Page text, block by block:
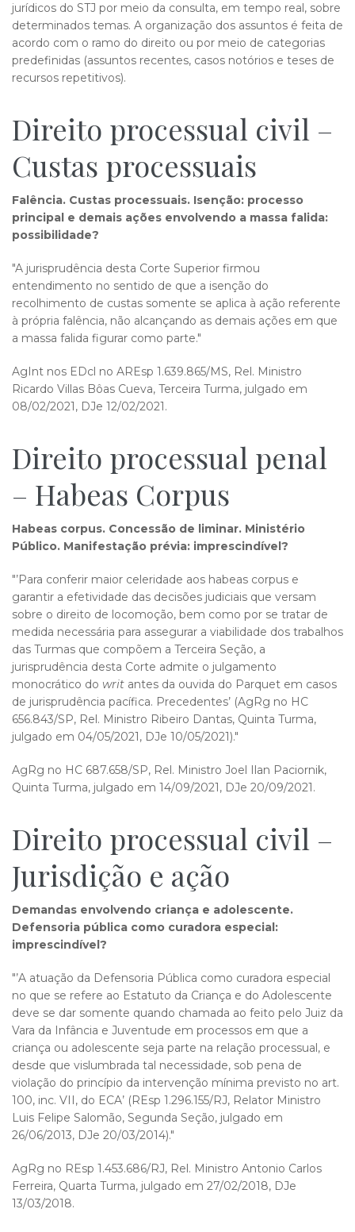
jurídicos do STJ por meio da consulta, em tempo real, sobre
determinados temas. A organização dos assuntos é feita de
acordo com o ramo do direito ou por meio de categorias
predefinidas (assuntos recentes, casos notórios e teses de
recursos repetitivos).
Direito processual civil –
Custas processuais
Falência. Custas processuais. Isenção: processo
principal e demais ações envolvendo a massa falida:
possibilidade?
"A jurisprudência desta Corte Superior firmou
entendimento no sentido de que a isenção do
recolhimento de custas somente se aplica à ação referente
à própria falência, não alcançando as demais ações em que
a massa falida figurar como parte."
AgInt nos EDcl no AREsp 1.639.865/MS, Rel. Ministro
Ricardo Villas Bôas Cueva, Terceira Turma, julgado em
08/02/2021, DJe 12/02/2021.
Direito processual penal
– Habeas Corpus
Habeas corpus. Concessão de liminar. Ministério
Público. Manifestação prévia: imprescindível?
"’Para conferir maior celeridade aos habeas corpus e
garantir a efetividade das decisões judiciais que versam
sobre o direito de locomoção, bem como por se tratar de
medida necessária para assegurar a viabilidade dos trabalhos
das Turmas que compõem a Terceira Seção, a
jurisprudência desta Corte admite o julgamento
monocrático do writ antes da ouvida do Parquet em casos
de jurisprudência pacífica. Precedentes’ (AgRg no HC
656.843/SP, Rel. Ministro Ribeiro Dantas, Quinta Turma,
julgado em 04/05/2021, DJe 10/05/2021)."
AgRg no HC 687.658/SP, Rel. Ministro Joel Ilan Paciornik,
Quinta Turma, julgado em 14/09/2021, DJe 20/09/2021.
Direito processual civil –
Jurisdição e ação
Demandas envolvendo criança e adolescente.
Defensoria pública como curadora especial:
imprescindível?
"’A atuação da Defensoria Pública como curadora especial
no que se refere ao Estatuto da Criança e do Adolescente
deve se dar somente quando chamada ao feito pelo Juiz da
Vara da Infância e Juventude em processos em que a
criança ou adolescente seja parte na relação processual, e
desde que vislumbrada tal necessidade, sob pena de
violação do princípio da intervenção mínima previsto no art.
100, inc. VII, do ECA’ (REsp 1.296.155/RJ, Relator Ministro
Luis Felipe Salomão, Segunda Seção, julgado em
26/06/2013, DJe 20/03/2014)."
AgRg no REsp 1.453.686/RJ, Rel. Ministro Antonio Carlos
Ferreira, Quarta Turma, julgado em 27/02/2018, DJe
13/03/2018.